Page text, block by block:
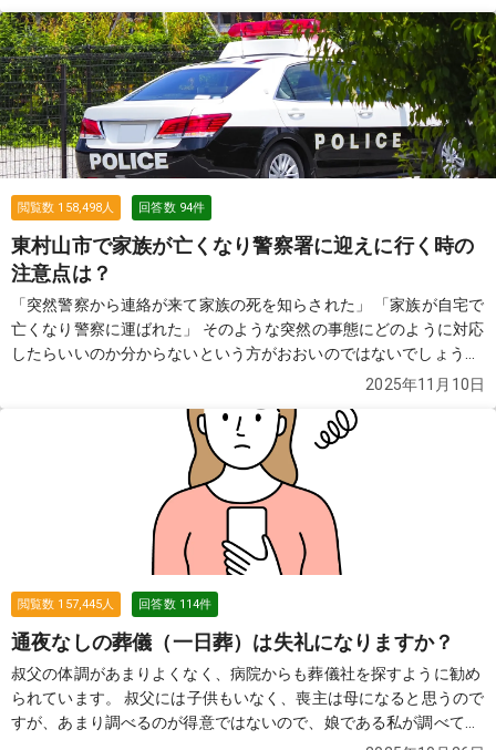
閲覧数 158,498人 回答数 94件
東村山市で家族が亡くなり警察署に迎えに行く時の
注意点は？
「突然警察から連絡が来て家族の死を知らされた」 「家族が自宅で
亡くなり警察に運ばれた」 そのような突然の事態にどのように対応
したらいいのか分からないという方がおおいのではないでしょう
か。この質問では故人が亡くなり警察が介入した際の流れや費用な
2025年11月10日
閲覧数 157,445人 回答数 114件
通夜なしの葬儀（一日葬）は失礼になりますか？
叔父の体調があまりよくなく、病院からも葬儀社を探すように勧め
られています。 叔父には子供もいなく、喪主は母になると思うので
すが、あまり調べるのが得意ではないので、娘である私が調べてい